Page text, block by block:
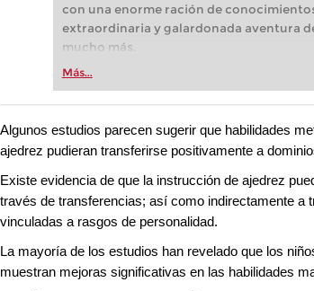
con una enorme ración de
extraordinaria y galardonada aventura
mucho más.
Más...
Algunos estudios parecen sugerir que habilidades
ajedrez pudieran transferirse positivamente a
Existe evidencia de que la instrucción de ajedrez
través de transferencias; así como indirectamente a
vinculadas a rasgos de personalidad.
La mayoría de los estudios han revelado que los
muestran mejoras significativas en las habilidades